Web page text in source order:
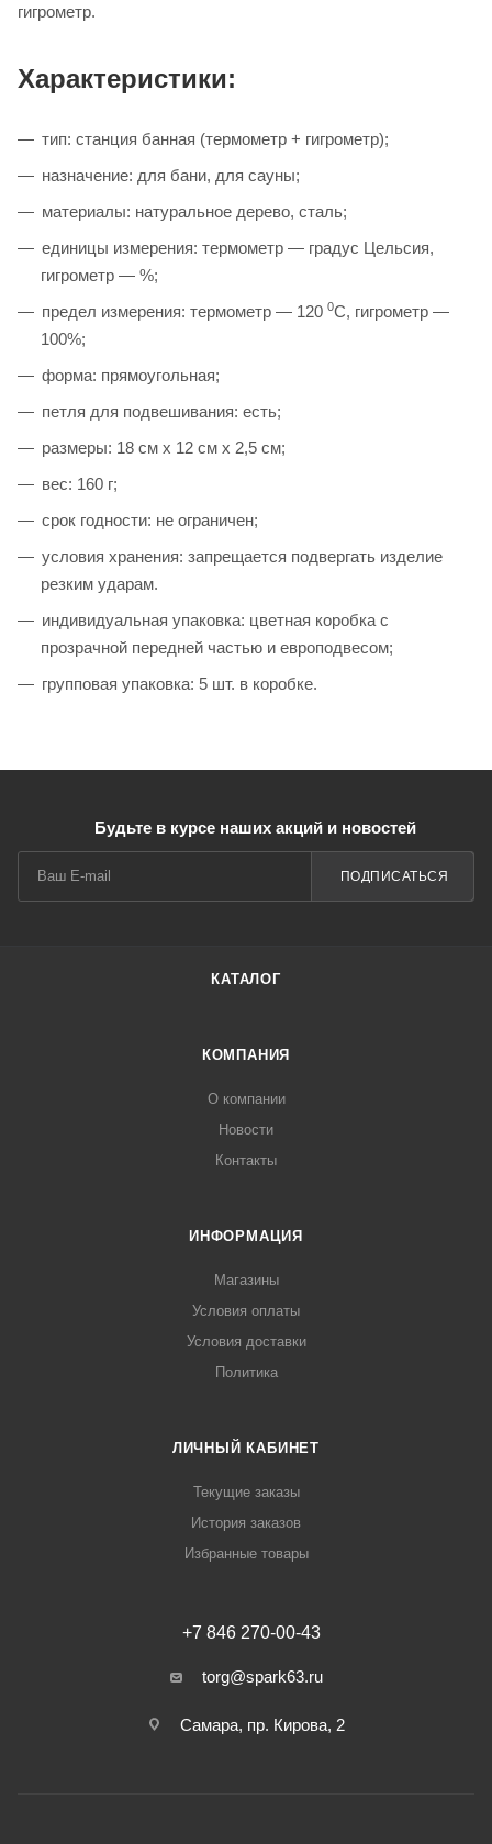
гигрометр.
Характеристики:
тип: станция банная (термометр + гигрометр);
назначение: для бани, для сауны;
материалы: натуральное дерево, сталь;
единицы измерения: термометр — градус Цельсия,
гигрометр — %;
предел измерения: термометр — 120 0С, гигрометр —
100%;
форма: прямоугольная;
петля для подвешивания: есть;
размеры: 18 см х 12 см х 2,5 см;
вес: 160 г;
срок годности: не ограничен;
условия хранения: запрещается подвергать изделие
резким ударам.
индивидуальная упаковка: цветная коробка с
прозрачной передней частью и европодвесом;
групповая упаковка: 5 шт. в коробке.
Будьте в курсе наших акций и новостей
ПОДПИСАТЬСЯ
КАТАЛОГ
КОМПАНИЯ
О компании
Новости
Контакты
ИНФОРМАЦИЯ
Магазины
Условия оплаты
Условия доставки
Политика
ЛИЧНЫЙ КАБИНЕТ
Текущие заказы
История заказов
Избранные товары
+7 846 270-00-43
torg@spark63.ru
Самара, пр. Кирова, 2